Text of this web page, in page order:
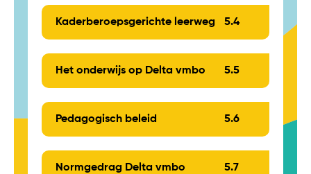
Kaderberoepsgerichte leerweg 5.4
Het onderwijs op Delta vmbo 5.5
Pedagogisch beleid 5.6
Normgedrag Delta vmbo 5.7